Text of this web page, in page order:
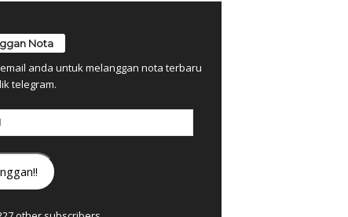
Nota
anda untuk melanggan nota terbaru
telegram.